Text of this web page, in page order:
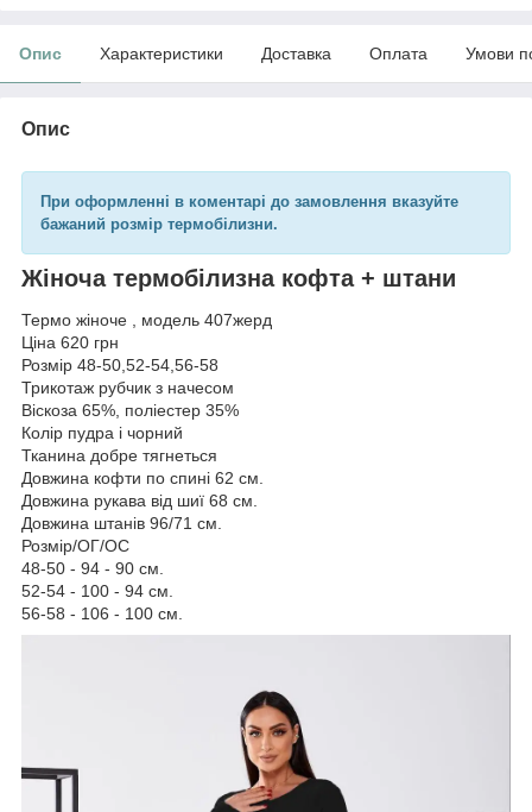
Опис Характеристики Доставка Оплата Умови
Опис
При оформленні в коментарі до замовлення вказуйте
бажаний розмір термобілизни.
Жіноча термобілизна кофта + штани
Термо жіноче , модель 407жерд
Ціна 620 грн
Розмір 48-50,52-54,56-58
Трикотаж рубчик з начесом
Віскоза 65%, поліестер 35%
Колір пудра і чорний
Тканина добре тягнеться
Довжина кофти по спині 62 см.
Довжина рукава від шиї 68 см.
Довжина штанів 96/71 см.
Розмір/ОГ/ОС
48-50 - 94 - 90 см.
52-54 - 100 - 94 см.
56-58 - 106 - 100 см.